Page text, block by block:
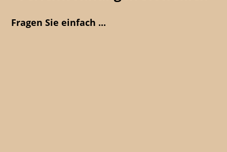
Fragen Sie einfach ...